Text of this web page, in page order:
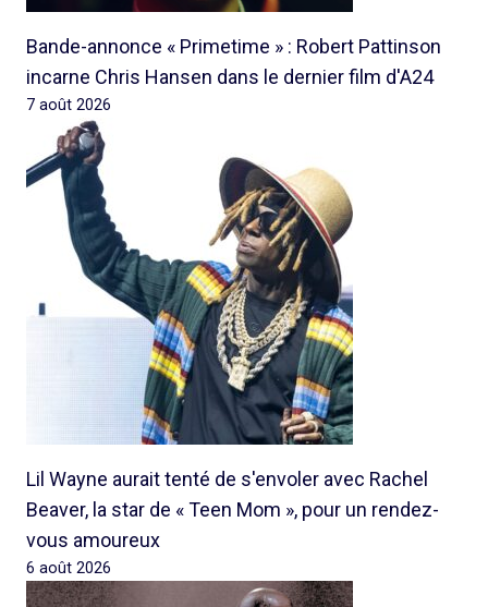
Bande-annonce « Primetime » : Robert Pattinson
incarne Chris Hansen dans le dernier film d'A24
7 août 2026
Lil Wayne aurait tenté de s'envoler avec Rachel
Beaver, la star de « Teen Mom », pour un rendez-
vous amoureux
6 août 2026